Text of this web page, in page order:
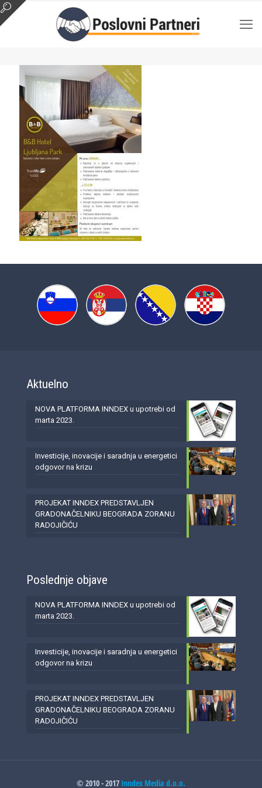
Aktuelno
NOVA PLATFORMA INNDEX u upotrebi od
marta 2023.
Investicije, inovacije i saradnja u energetici
odgovor na krizu
PROJEKAT INNDEX PREDSTAVLJEN
GRADONAČELNIKU BEOGRADA ZORANU
RADOJIČIĆU
Poslednje objave
NOVA PLATFORMA INNDEX u upotrebi od
marta 2023.
Investicije, inovacije i saradnja u energetici
odgovor na krizu
PROJEKAT INNDEX PREDSTAVLJEN
GRADONAČELNIKU BEOGRADA ZORANU
RADOJIČIĆU
© 2010 - 2017 Inndex Media d.o.o.